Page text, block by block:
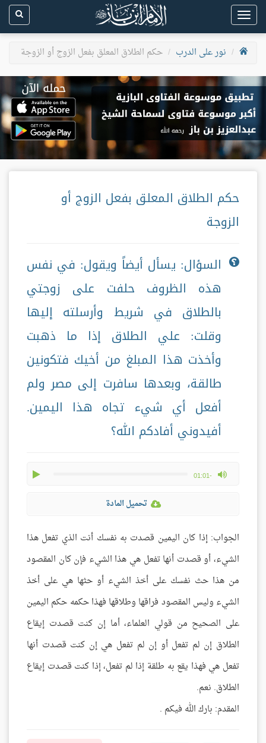
Toggle
navigation
نور على الدرب
حكم الطلاق المعلق بفعل الزوج أو الزوجة
حكم الطلاق المعلق بفعل الزوج أو
الزوجة
السؤال: يسأل أيضاً ويقول: في نفس
هذه الظروف حلفت على زوجتي
بالطلاق في شريط وأرسلته إليها
وقلت: علي الطلاق إذا ما ذهبت
وأخذت هذا المبلغ من أخيك فتكونين
طالقة، وبعدها سافرت إلى مصر ولم
أفعل أي شيء تجاه هذا اليمين.
أفيدوني أفادكم الله؟
-01:01
max volume
تحميل المادة
الجواب: إذا كان اليمين قصدت به نفسك أنت الذي تفعل هذا
الشيء، أو قصدت أنها تفعل هي هذا الشيء فإن كان المقصود
من هذا حث نفسك على أخذ الشيء أو حثها هي على أخذ
الشيء وليس المقصود فراقها وطلاقها فهذا حكمه حكم اليمين
على الصحيح من قولي العلماء، أما إن كنت قصدت إيقاع
الطلاق إن لم تفعل أو إن لم تفعل هي إن كنت قصدت أنها
تفعل هي فهذا يقع به طلقة إذا لم تفعل، إذا كنت قصدت إيقاع
الطلاق. نعم.
المقدم: بارك الله فيكم .